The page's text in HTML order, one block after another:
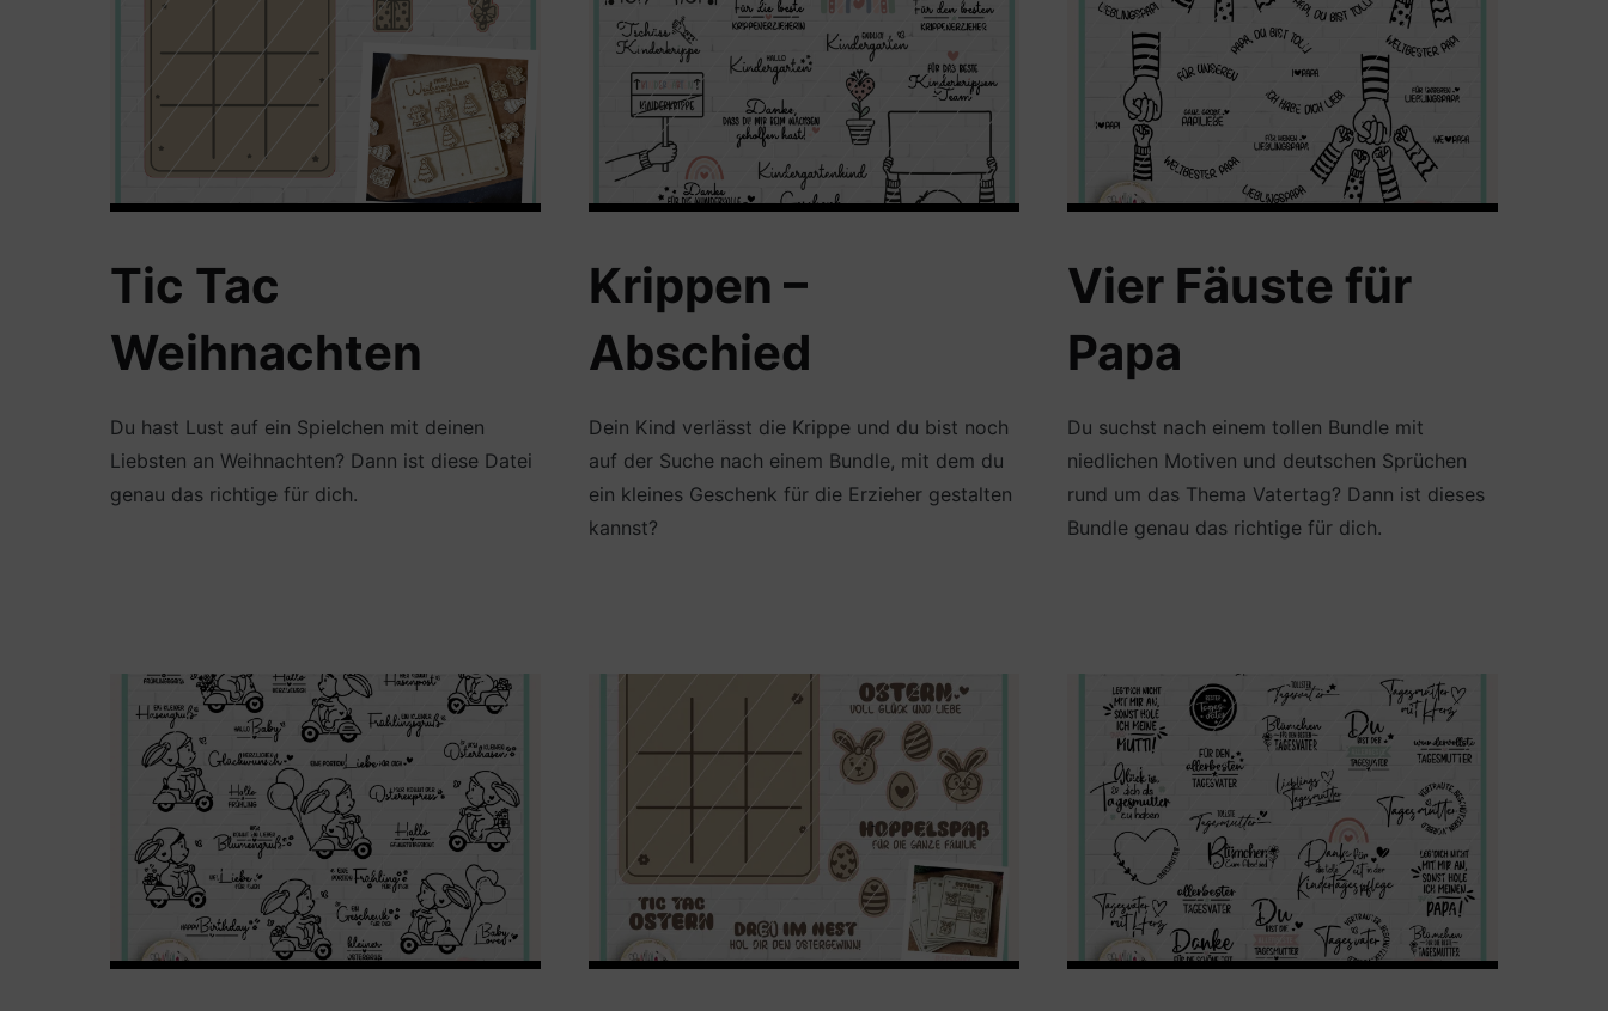
Tic Tac
Weihnachten
Du hast Lust auf ein Spielchen mit deinen
Liebsten an Weihnachten? Dann ist diese Datei
genau das richtige für dich.
Krippen –
Abschied
Dein Kind verlässt die Krippe und du bist noch
auf der Suche nach einem Bundle, mit dem du
ein kleines Geschenk für die Erzieher gestalten
kannst?
Vier Fäuste für
Papa
Du suchst nach einem tollen Bundle mit
niedlichen Motiven und deutschen Sprüchen
rund um das Thema Vatertag? Dann ist dieses
Bundle genau das richtige für dich.